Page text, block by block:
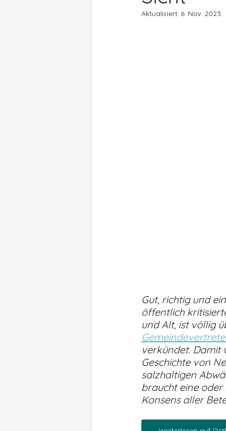
Aktualisiert: 6. Nov. 2023
Gut, richtig und
öffentlich
und Alt, ist völlig
verkündet. Damit
Geschichte von
salzhaltigen
braucht eine
Konsens aller